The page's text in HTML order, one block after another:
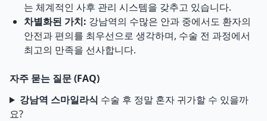
는 체계적인 사후 관리 시스템을 갖추고 있습니다.
차별화된 가치: 강남역의 수많은 안과 중에서도 환자의
안전과 편의를 최우선으로 생각하며, 수술 전 과정에서
최고의 만족을 선사합니다.
자주 묻는 질문 (FAQ)
강남역 스마일라식 수술 후 정말 혼자 귀가할 수 있을까
요?